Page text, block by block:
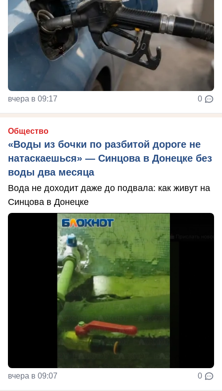
вчера в 09:17 0
Общество
«Воды из бочки по разбитой дороге не
натаскаешься» — Синцова в Донецке без
воды два месяца
Вода не доходит даже до подвала: как живут на
Синцова в Донецке
вчера в 09:07 0